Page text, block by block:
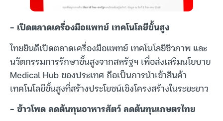
– เปิดตลาดเครื่องมือแพทย์ เทคโนโลยีขั้นสูง
ไทยยินดีเปิดตลาดเครื่องมือแพทย์ เทคโนโลยีชีวภาพ และ
นวัตกรรมการรักษาขั้นสูงจากสหรัฐฯ เพื่อส่งเสริมนโยบาย
Medical Hub ของประเทศ ถือเป็นการนำเข้าสินค้า
เทคโนโลยีขั้นสูงที่สร้างประโยชน์เชิงโครงสร้างในระยะยาว
– ข้าวโพด ลดต้นทุนอาหารสัตว์ ลดต้นทุนเกษตรไทย